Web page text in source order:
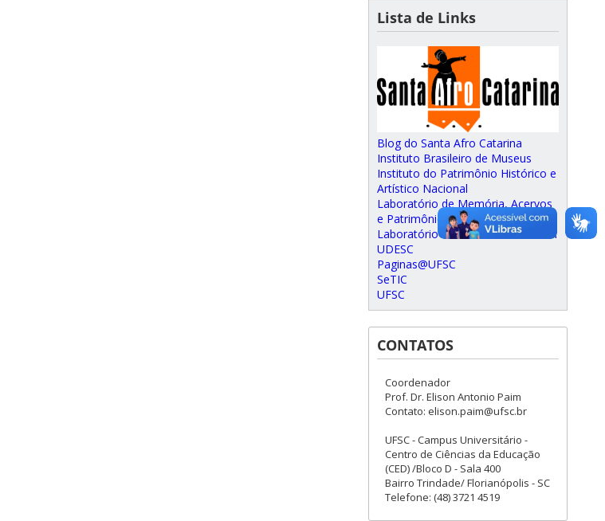
Lista de Links
Blog do Santa Afro Catarina
Instituto Brasileiro de Museus
Instituto do Patrimônio Histórico e
Artístico Nacional
Laboratório de Memória, Acervos
e Patrimônio
Laboratório de Patrimônio Cultural
UDESC
Paginas@UFSC
SeTIC
UFSC
CONTATOS
Coordenador
Prof. Dr. Elison Antonio Paim
Contato: elison.paim@ufsc.br
UFSC - Campus Universitário -
Centro de Ciências da Educação
(CED) /Bloco D - Sala 400
Bairro Trindade/ Florianópolis - SC
Telefone: (48) 3721 4519